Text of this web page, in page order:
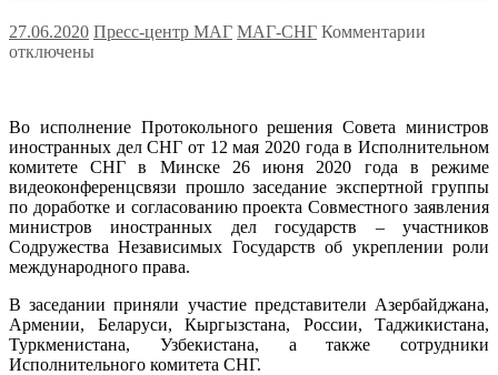
27.06.2020 Пресс-центр МАГ МАГ-СНГ Комментарии
дел
–
СНГ
роли
права
отключены
Во исполнение Протокольного решения Совета министров
иностранных дел СНГ от 12 мая 2020 года в Исполнительном
комитете СНГ в Минске 26 июня 2020 года в режиме
видеоконференцсвязи прошло заседание экспертной группы
по доработке и согласованию проекта Совместного заявления
министров иностранных дел государств – участников
Содружества Независимых Государств об укреплении роли
международного права.
В заседании приняли участие представители Азербайджана,
Армении, Беларуси, Кыргызстана, России, Таджикистана,
Туркменистана, Узбекистана, а также сотрудники
Исполнительного комитета СНГ.